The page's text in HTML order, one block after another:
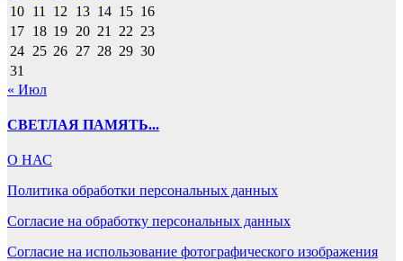
10 11 12 13 14 15 16
17 18 19 20 21 22 23
24 25 26 27 28 29 30
31
« Июл
СВЕТЛАЯ ПАМЯТЬ...
О НАС
Политика обработки персональных данных
Согласие на обработку персональных данных
Согласие на использование фотографического изображения